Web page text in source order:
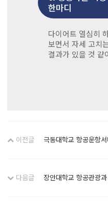
한마디
다이어트 열심히
보면서 자세 고치
결과가 있을 것 같
이전글 극동대학교 항공운항
다음글 장안대학교 항공관광